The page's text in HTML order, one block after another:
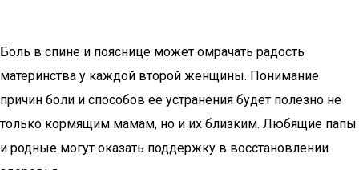
Боль в спине и пояснице может омрачать радость
материнства у каждой второй женщины. Понимание
причин боли и способов её устранения будет полезно не
только кормящим мамам, но и их близким. Любящие папы
и родные могут оказать поддержку в восстановлении